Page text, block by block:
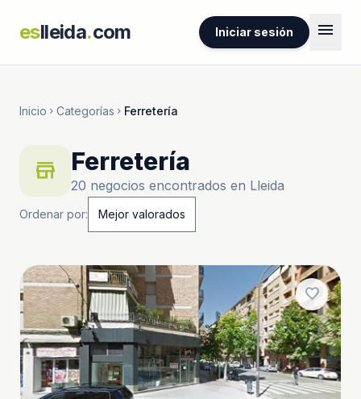
eslleida.com Iniciar sesión menu
Inicio chevron_right Categorías chevron_right Ferretería
store Ferretería
20 negocios encontrados en Lleida
Ordenar por:
favorite